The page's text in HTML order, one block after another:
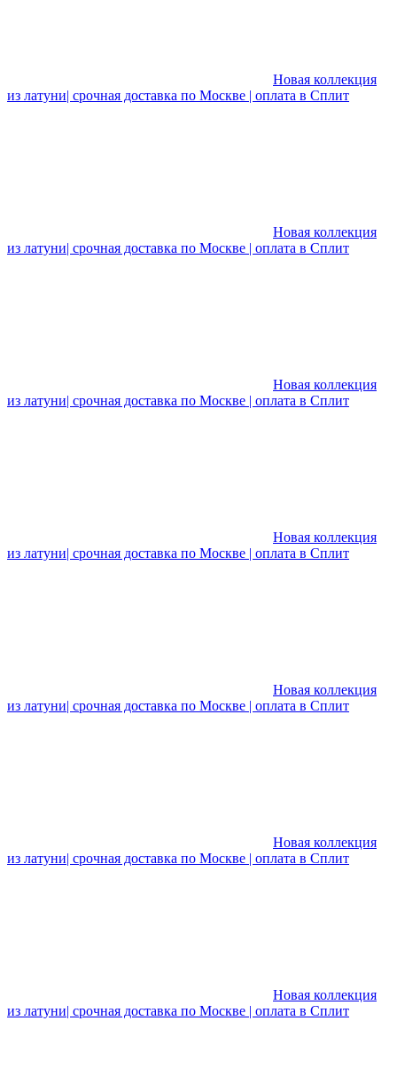
Новая коллекция
из латуни| срочная доставка по Москве | оплата в Сплит
Новая коллекция
из латуни| срочная доставка по Москве | оплата в Сплит
Новая коллекция
из латуни| срочная доставка по Москве | оплата в Сплит
Новая коллекция
из латуни| срочная доставка по Москве | оплата в Сплит
Новая коллекция
из латуни| срочная доставка по Москве | оплата в Сплит
Новая коллекция
из латуни| срочная доставка по Москве | оплата в Сплит
Новая коллекция
из латуни| срочная доставка по Москве | оплата в Сплит